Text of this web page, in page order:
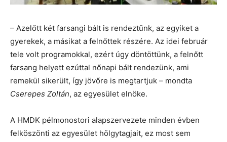
– Azelőtt két farsangi bált is rendeztünk, az egyiket a
gyerekek, a másikat a felnőttek részére. Az idei február
tele volt programokkal, ezért úgy döntöttünk, a felnőtt
farsang helyett ezúttal nőnapi bált rendezünk, ami
remekül sikerült, így jövőre is megtartjuk – mondta
Cserepes Zoltán, az egyesület elnöke.
A HMDK pélmonostori alapszervezete minden évben
felköszönti az egyesület hölgytagjait, ez most sem